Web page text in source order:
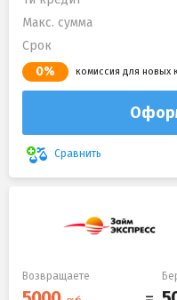
Макс. сумма
Срок
0% комиссия для новых
Сравнить
Возвращаете